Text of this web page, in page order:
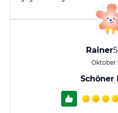
Rainer
Oktober
Schöner